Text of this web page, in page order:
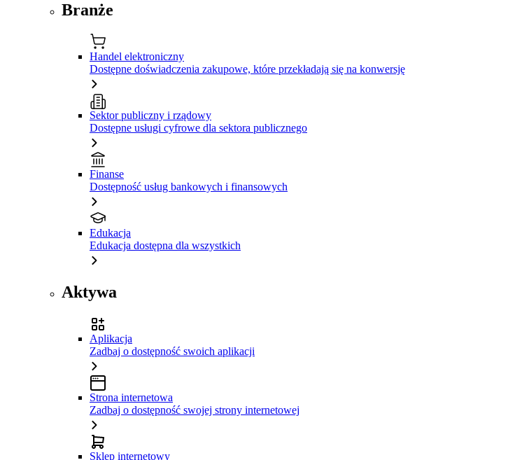
Branże
Handel elektroniczny
Dostępne doświadczenia zakupowe, które przekładają się na konwersję
Sektor publiczny i rządowy
Dostępne usługi cyfrowe dla sektora publicznego
Finanse
Dostępność usług bankowych i finansowych
Edukacja
Edukacja dostępna dla wszystkich
Aktywa
Aplikacja
Zadbaj o dostępność swoich aplikacji
Strona internetowa
Zadbaj o dostępność swojej strony internetowej
Sklep internetowy